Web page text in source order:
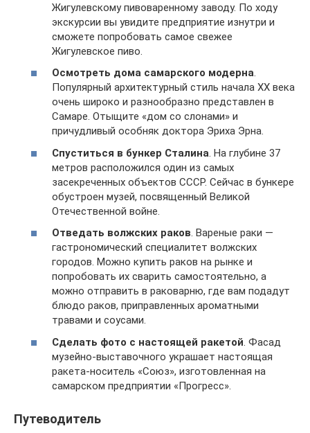
Жигулевскому пивоваренному заводу. По ходу
экскурсии вы увидите предприятие изнутри и
сможете попробовать самое свежее
Жигулевское пиво.
Осмотреть дома самарского модерна.
Популярный архитектурный стиль начала XX века
очень широко и разнообразно представлен в
Самаре. Отыщите «дом со слонами» и
причудливый особняк доктора Эриха Эрна.
Спуститься в бункер Сталина . На глубине 37
метров расположился один из самых
засекреченных объектов СССР. Сейчас в бункере
обустроен музей, посвященный Великой
Отечественной войне.
Отведать волжских раков. Вареные раки —
гастрономический специалитет волжских
городов. Можно купить раков на рынке и
попробовать их сварить самостоятельно, а
можно отправить в раковарню, где вам подадут
блюдо раков, приправленных ароматными
травами и соусами.
Сделать фото с настоящей ракетой . Фасад
музейно-выставочного украшает настоящая
ракета-носитель «Союз», изготовленная на
самарском предприятии «Прогресс».
Путеводитель